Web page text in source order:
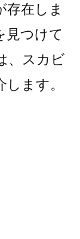
存在しま
見つけて
、スカビ
ます。